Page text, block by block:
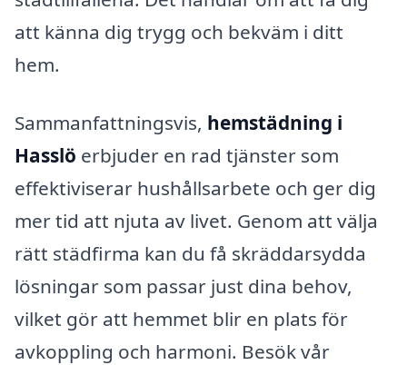
att känna dig trygg och bekväm i ditt
hem.
Sammanfattningsvis, hemstädning i
Hasslö erbjuder en rad tjänster som
effektiviserar hushållsarbete och ger dig
mer tid att njuta av livet. Genom att välja
rätt städfirma kan du få skräddarsydda
lösningar som passar just dina behov,
vilket gör att hemmet blir en plats för
avkoppling och harmoni. Besök vår